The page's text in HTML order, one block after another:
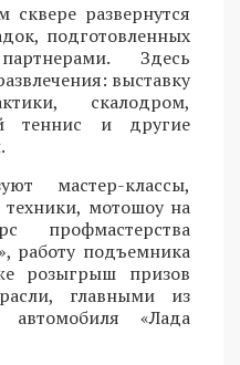
развернутся
подготовленных
Здесь
выставку
скалодром,
теннис и другие
мастер-классы,
техники, мотошоу на
профмастерства
работу подъемника
розыгрыш призов
главными из
«Лада